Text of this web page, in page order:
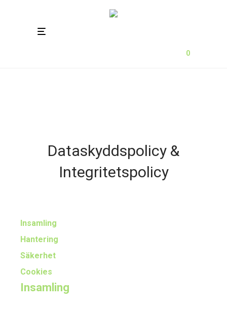
0
Dataskyddspolicy &
Integritetspolicy
Insamling
Hantering
Säkerhet
Cookies
Insamling